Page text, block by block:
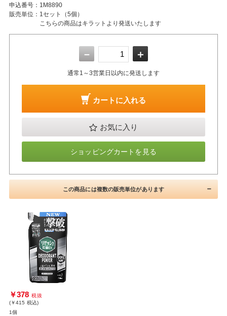
申込番号： 1M8890
販売単位： 1セット（5個）
こちらの商品はキラットより発送いたします
－ ＋
通常1～3営業日以内に発送します
カートに入れる
お気に入り
ショッピングカートを見る
この商品には複数の販売単位があります
￥378 税抜
(￥415 税込)
1個